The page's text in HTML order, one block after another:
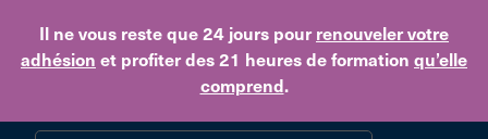
Il ne vous reste que 24 jours pour renouveler votre
adhésion et profiter des 21 heures de formation qu’elle
comprend.
Skip to main content